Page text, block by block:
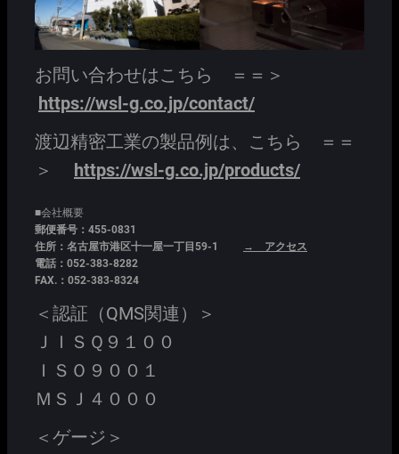
お問い合わせはこちら ＝＝＞
https://wsl-g.co.jp/contact/
渡辺精密工業の製品例は、こちら ＝＝
＞
https://wsl-g.co.jp/products/
■会社概要
郵便番号：455-0831
住所：名古屋市港区十一屋一丁目59-1
→ アクセス
電話：052-383-8282
FAX.：052-383-8324
＜認証（QMS関連）＞
ＪＩＳＱ９１００
ＩＳＯ９００１
ＭＳＪ４０００
＜ゲージ＞